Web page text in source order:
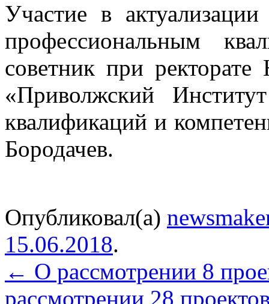
Участие в
профессиональным
советник при
«Приволжский
квалификаций и
Бородачев.
Опубликовал(а)
15.06.2018.
← О рассмотрении 8
рассмотрении 28